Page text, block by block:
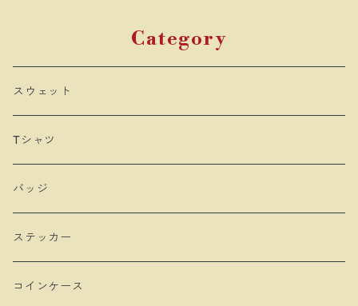
Category
スウェット
Tシャツ
バッジ
ステッカー
コインケース